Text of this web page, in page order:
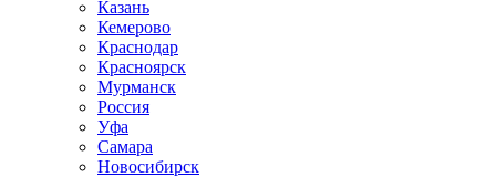
Казань
Кемерово
Краснодар
Красноярск
Мурманск
Россия
Уфа
Самара
Новосибирск